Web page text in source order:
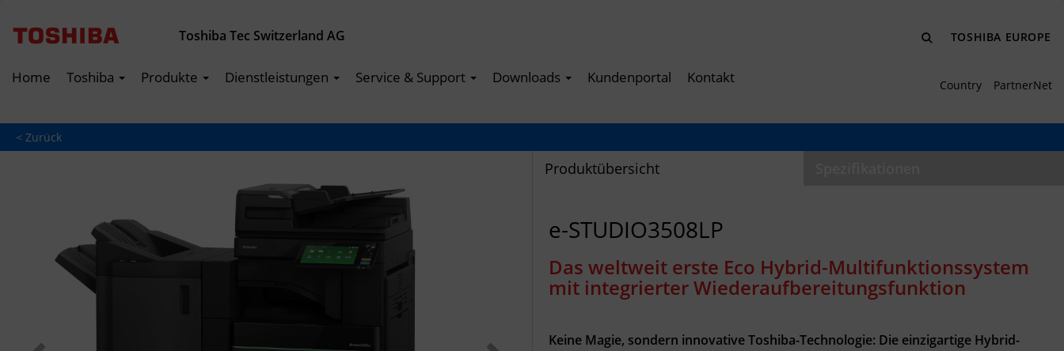
Toshiba Tec Switzerland AG TOSHIBA EUROPE
Home Toshiba Produkte Dienstleistungen Service & Support Downloads Kundenportal Kontakt Country PartnerNet
< Zurück
Produktübersicht
e-STUDIO3508LP
Das weltweit erste Eco Hybrid-Multifunktionssystem
mit integrierter Wiederaufbereitungsfunktion
Keine Magie, sondern innovative Toshiba-Technologie: Die einzigartige Hybrid-